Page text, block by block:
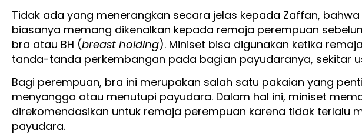
Tidak ada yang menerangkan secara jelas kepada Zaffan, bahwa
biasanya memang dikenalkan kepada remaja perempuan
bra atau BH (breast holding). Miniset bisa digunakan ketika
tanda-tanda perkembangan pada bagian payudaranya, sekitar
Bagi perempuan, bra ini merupakan salah satu pakaian yang
menyangga atau menutupi payudara. Dalam hal ini, miniset
direkomendasikan untuk remaja perempuan karena tidak terlalu
payudara.